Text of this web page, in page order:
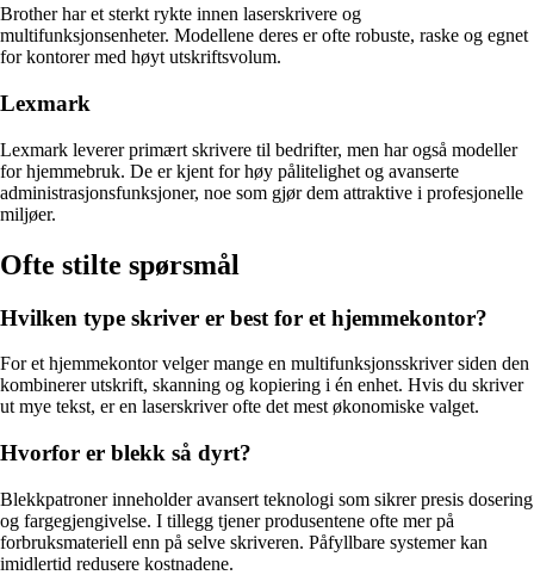
Brother har et sterkt rykte innen laserskrivere og
multifunksjonsenheter. Modellene deres er ofte robuste, raske og egnet
for kontorer med høyt utskriftsvolum.
Lexmark
Lexmark leverer primært skrivere til bedrifter, men har også modeller
for hjemmebruk. De er kjent for høy pålitelighet og avanserte
administrasjonsfunksjoner, noe som gjør dem attraktive i profesjonelle
miljøer.
Ofte stilte spørsmål
Hvilken type skriver er best for et hjemmekontor?
For et hjemmekontor velger mange en multifunksjonsskriver siden den
kombinerer utskrift, skanning og kopiering i én enhet. Hvis du skriver
ut mye tekst, er en laserskriver ofte det mest økonomiske valget.
Hvorfor er blekk så dyrt?
Blekkpatroner inneholder avansert teknologi som sikrer presis dosering
og fargegjengivelse. I tillegg tjener produsentene ofte mer på
forbruksmateriell enn på selve skriveren. Påfyllbare systemer kan
imidlertid redusere kostnadene.